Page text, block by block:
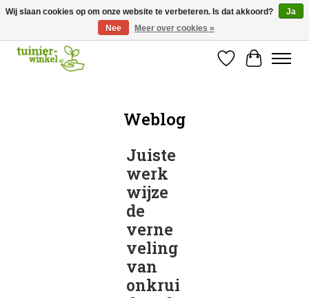
Online tuinartikelen kopen ✓ Online sinds 2007 ✓ Thuiswinkel Waarborg
Verlanglijst
Weblog
Juiste
werk
wijze
de
verne
veling
van
onkrui
Wij slaan cookies op om onze website te verbeteren. Is dat akkoord?
Ja
Nee
Meer over cookies »